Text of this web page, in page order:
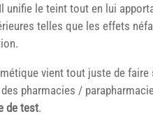
unifie le teint tout en lui
telles que les effets
vient tout juste de
pharmacies /
de test.